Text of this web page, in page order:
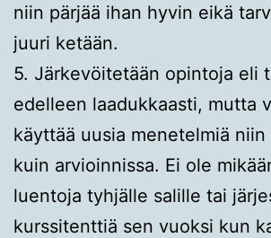
niin pärjää ihan hyvin eikä
juuri ketään.
5. Järkevöitetään opintoja eli
edelleen laadukkaasti, mutta
käyttää uusia menetelmiä
kuin arvioinnissa. Ei ole
luentoja tyhjälle salille tai
kurssitenttiä sen vuoksi kun